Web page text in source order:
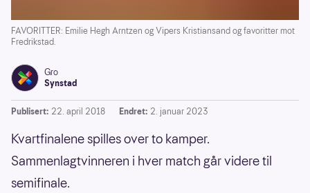
FAVORITTER: Emilie Hegh Arntzen og Vipers Kristiansand og favoritter mot
Fredrikstad.
Gro
Synstad
Publisert: 22. april 2018 Endret: 2. januar 2023
Kvartfinalene spilles over to kamper.
Sammenlagtvinneren i hver match går videre til
semifinale.